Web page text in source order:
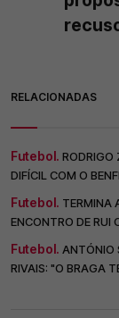
RELACIONADAS
Futebol. RODRIGO
DIFÍCIL COM O
Futebol. TERMINA
ENCONTRO DE RUI
Futebol. ANTÓNIO
RIVAIS: "O BRAGA